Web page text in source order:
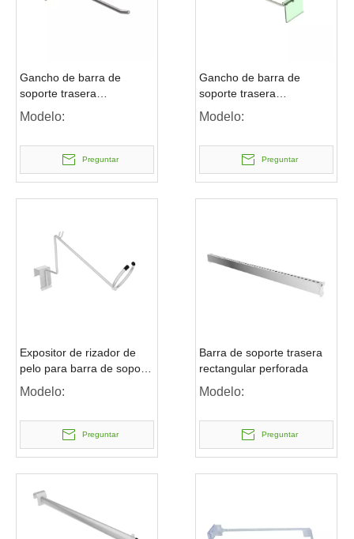
Gancho de barra de
soporte trasera
rectangular simple
Modelo:
Preguntar
Gancho de barra de
soporte trasera
rectangular con etiqueta
de precio
Modelo:
Preguntar
Expositor de rizador de
pelo para barra de soporte
trasera
Modelo:
Preguntar
Barra de soporte trasera
rectangular perforada
Modelo:
Preguntar